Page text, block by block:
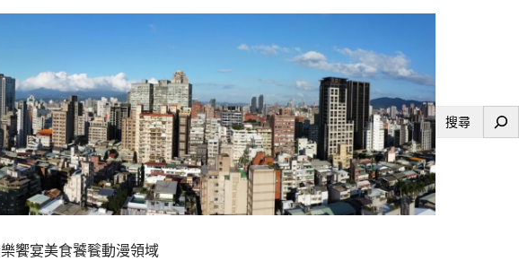
搜
饗宴美食饕餮動漫領域